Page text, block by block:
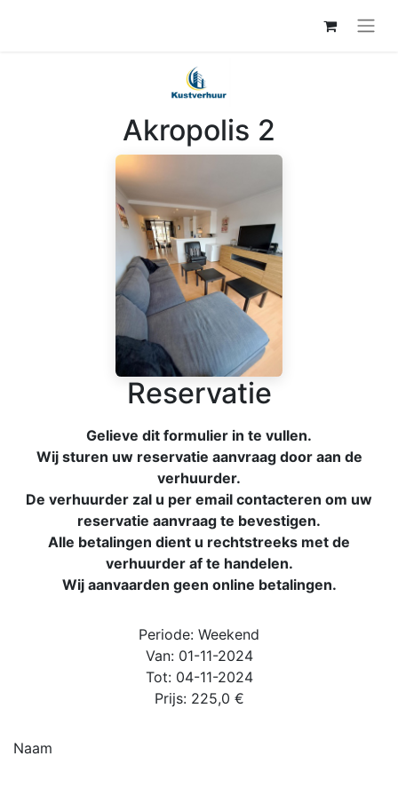
Akropolis 2
Reservatie
Gelieve dit formulier in te vullen.
Wij sturen uw reservatie aanvraag door aan de
verhuurder.
De verhuurder zal u per email contacteren om uw
reservatie aanvraag te bevestigen.
Alle betalingen dient u rechtstreeks met de
verhuurder af te handelen.
Wij aanvaarden geen online betalingen.
Periode: Weekend
Van: 01-11-2024
Tot: 04-11-2024
Prijs: 225,0 €
Naam